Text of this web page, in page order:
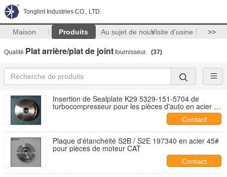
Tonglint Industries CO., LTD.
Maison Produits Au sujet de nousVisite d'usine >>
Qualité Plat arrière/plat de joint fournisseur. (37)
Insertion de Sealplate K29 5329-151-5704 de
turbocompresseur pour les pièces d'auto en acier de
Contact
Plaque d'étanchéité S2B / S2E 197340 en acier 45#
pour pièces de moteur CAT
Contact